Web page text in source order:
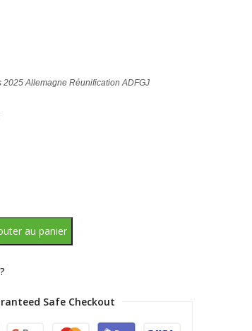
2025 Allemagne Réunification ADFGJ
au panier
Safe Checkout